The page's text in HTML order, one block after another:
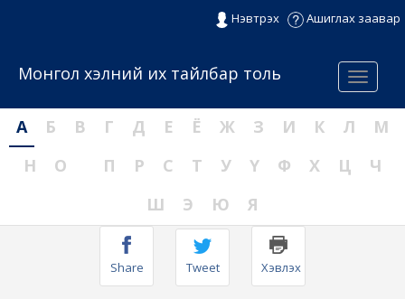
Нэвтрэх Ашиглах заавар
Menu
Монгол хэлний их тайлбар толь
А Б В Г Д Е Ё Ж З И К Л
М
Н
О П Р С Т У Ү Ф Х Ц
Ч
Ш
Э Ю Я
Share Tweet Хэвлэх